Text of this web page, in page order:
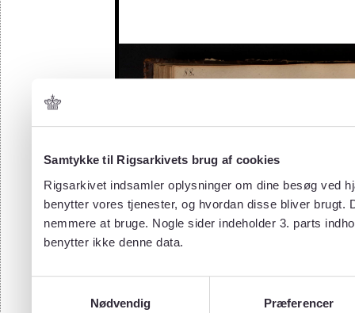
Samtykke til Rigsarkivets brug af cookies
Rigsarkivet indsamler oplysninger om dine besøg ved
benytter vores tjenester, og hvordan disse bliver
nemmere at bruge. Nogle sider indeholder 3. parts
benytter ikke denne data.
Nødvendig
Præferencer